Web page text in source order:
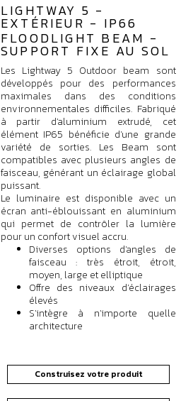
LIGHTWAY 5 -
EXTÉRIEUR - IP66
FLOODLIGHT BEAM -
SUPPORT FIXE AU SOL
Les Lightway 5 Outdoor beam sont
développés pour des performances
maximales dans des conditions
environnementales difficiles. Fabriqué
à partir d'aluminium extrudé, cet
élément IP65 bénéficie d'une grande
variété de sorties. Les Beam sont
compatibles avec plusieurs angles de
faisceau, générant un éclairage global
puissant.
Le luminaire est disponible avec un
écran anti-éblouissant en aluminium
qui permet de contrôler la lumière
pour un confort visuel accru.
Diverses options d'angles de
faisceau : très étroit, étroit,
moyen, large et elliptique
Offre des niveaux d'éclairages
élevés
S'intègre à n'importe quelle
architecture
Construisez votre produit